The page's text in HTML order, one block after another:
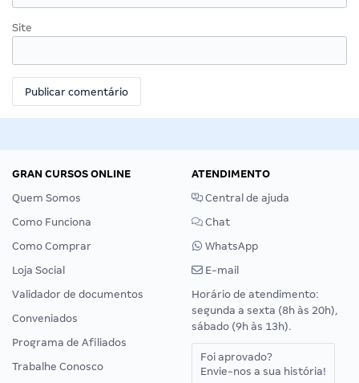
Site
GRAN CURSOS ONLINE
Quem Somos
Como Funciona
Como Comprar
Loja Social
Validador de documentos
Conveniados
Programa de Afiliados
Trabalhe Conosco
ATENDIMENTO
Central de ajuda
Chat
WhatsApp
E-mail
Horário de atendimento:
segunda a sexta (8h às 20h),
sábado (9h às 13h).
Foi aprovado?
Envie-nos a sua história!